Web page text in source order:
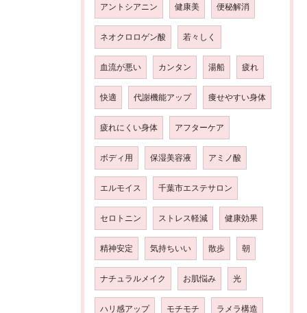
アントシアニン 健康美 便秘解消
ネオクロロゲン酸 若々しく
血流が悪い カンタン 湯船 疲れ
快適 代謝機能アップ 痩せやすい身体
疲れにくい身体 アフターケア
ボディ用 保湿美容液 アミノ酸
エルモイス 千葉市エステサロン
セロトニン ストレス軽減 健康効果
精神安定 気持ちいい 散歩 朝
ナチュラルメイク お肌悩み 光
ハリ感アップ モチモチ ラメラ構造